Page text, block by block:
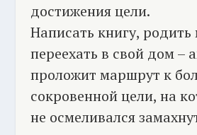
достижения цели.
Написать книгу,
переехать в свой дом –
проложит маршрут к
сокровенной цели, на
не осмеливался